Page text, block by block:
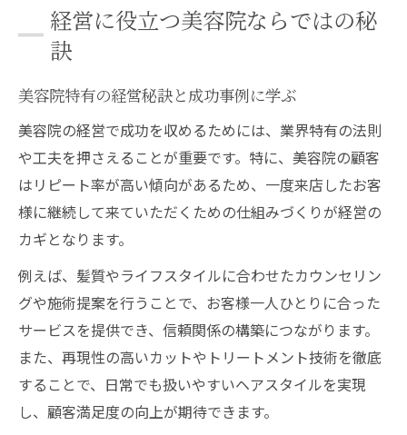
経営に役立つ美容院ならではの秘
訣
美容院特有の経営秘訣と成功事例に学ぶ
美容院の経営で成功を収めるためには、業界特有の法則
や工夫を押さえることが重要です。特に、美容院の顧客
はリピート率が高い傾向があるため、一度来店したお客
様に継続して来ていただくための仕組みづくりが経営の
カギとなります。
例えば、髪質やライフスタイルに合わせたカウンセリン
グや施術提案を行うことで、お客様一人ひとりに合った
サービスを提供でき、信頼関係の構築につながります。
また、再現性の高いカットやトリートメント技術を徹底
することで、日常でも扱いやすいヘアスタイルを実現
し、顧客満足度の向上が期待できます。